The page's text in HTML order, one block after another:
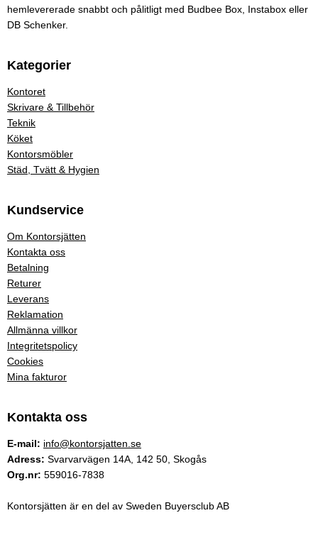
hemlevererade snabbt och pålitligt med Budbee Box, Instabox eller
DB Schenker.
Kategorier
Kontoret
Skrivare & Tillbehör
Teknik
Köket
Kontorsmöbler
Städ, Tvätt & Hygien
Kundservice
Om Kontorsjätten
Kontakta oss
Betalning
Returer
Leverans
Reklamation
Allmänna villkor
Integritetspolicy
Cookies
Mina fakturor
Kontakta oss
E-mail: info@kontorsjatten.se
Adress: Svarvarvägen 14A, 142 50, Skogås
Org.nr: 559016-7838
Kontorsjätten är en del av Sweden Buyersclub AB